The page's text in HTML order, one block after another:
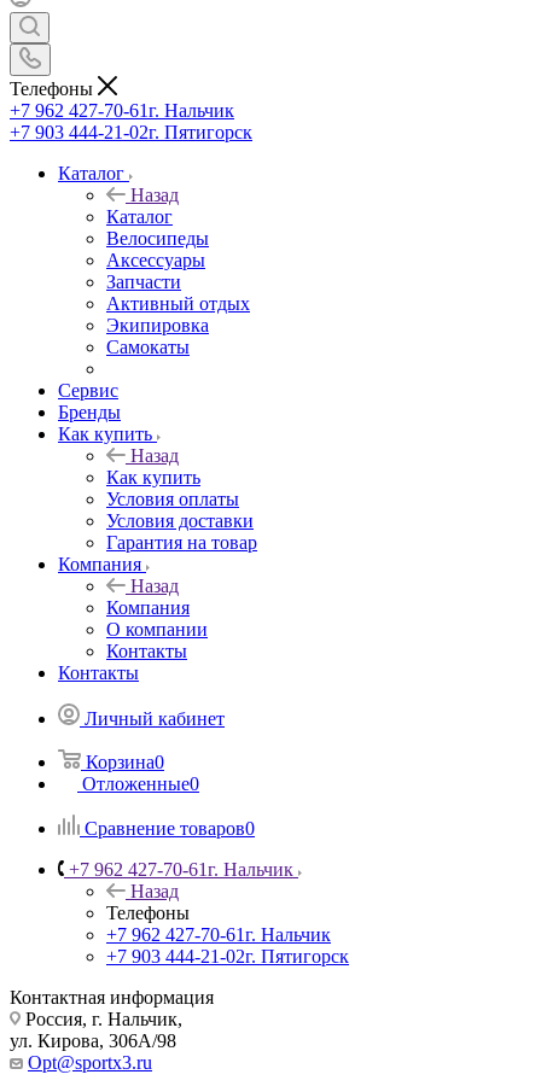
Телефоны
+7 962 427-70-61г. Нальчик
+7 903 444-21-02г. Пятигорск
Каталог
Назад
Каталог
Велосипеды
Аксессуары
Запчасти
Активный отдых
Экипировка
Самокаты
Сервис
Бренды
Как купить
Назад
Как купить
Условия оплаты
Условия доставки
Гарантия на товар
Компания
Назад
Компания
О компании
Контакты
Контакты
Личный кабинет
Корзина0
Отложенные0
Сравнение товаров0
+7 962 427-70-61г. Нальчик
Назад
Телефоны
+7 962 427-70-61г. Нальчик
+7 903 444-21-02г. Пятигорск
Контактная информация
Россия, г. Нальчик,
ул. Кирова, 306А/98
Opt@sportx3.ru